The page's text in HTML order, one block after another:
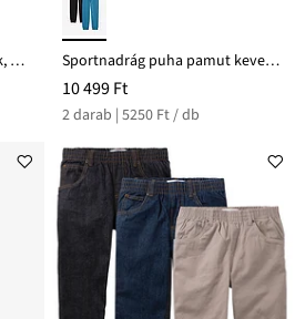
Szabadidős bermuda fiúknak, bio-pamutból Sportnadrág puha pamut keverékből (2 db-os csomag)
10 499 Ft
2 darab | 5250 Ft / db